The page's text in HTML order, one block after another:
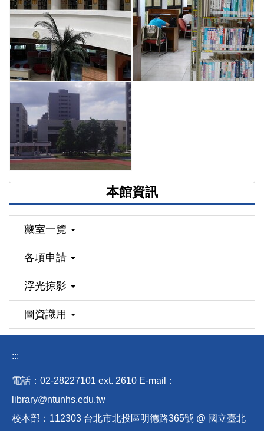
本館資訊
藏室一覽
各項申請
浮光掠影
圖資識用
:::
電話：02-28227101 ext. 2610 E-mail
：
library@ntunhs.edu.tw
校本部：112303 台北市北投區明德路365號 @ 國立臺北